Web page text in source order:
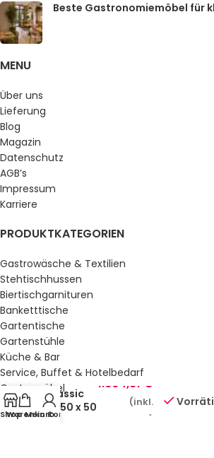
Beste Gastronomiemöbel für
MENU
Über uns
Lieferung
Blog
Magazin
Datenschutz
AGB’s
Impressum
Karriere
PRODUKTKATEGORIEN
Gastrowäsche & Textilien
Stehtischhussen
Biertischgarnituren
Banketttische
Gartentische
Gartenstühle
Küche & Bar
Service, Buffet & Hotelbedarf
Gastromöbel
Schulmöbel
Sale %
Shop
Warenkorb
Mein Konto
Pizzaofen
Classic
2x 50 x 50
x 10 cm
1.664,81 €
(inkl.
MwSt.)